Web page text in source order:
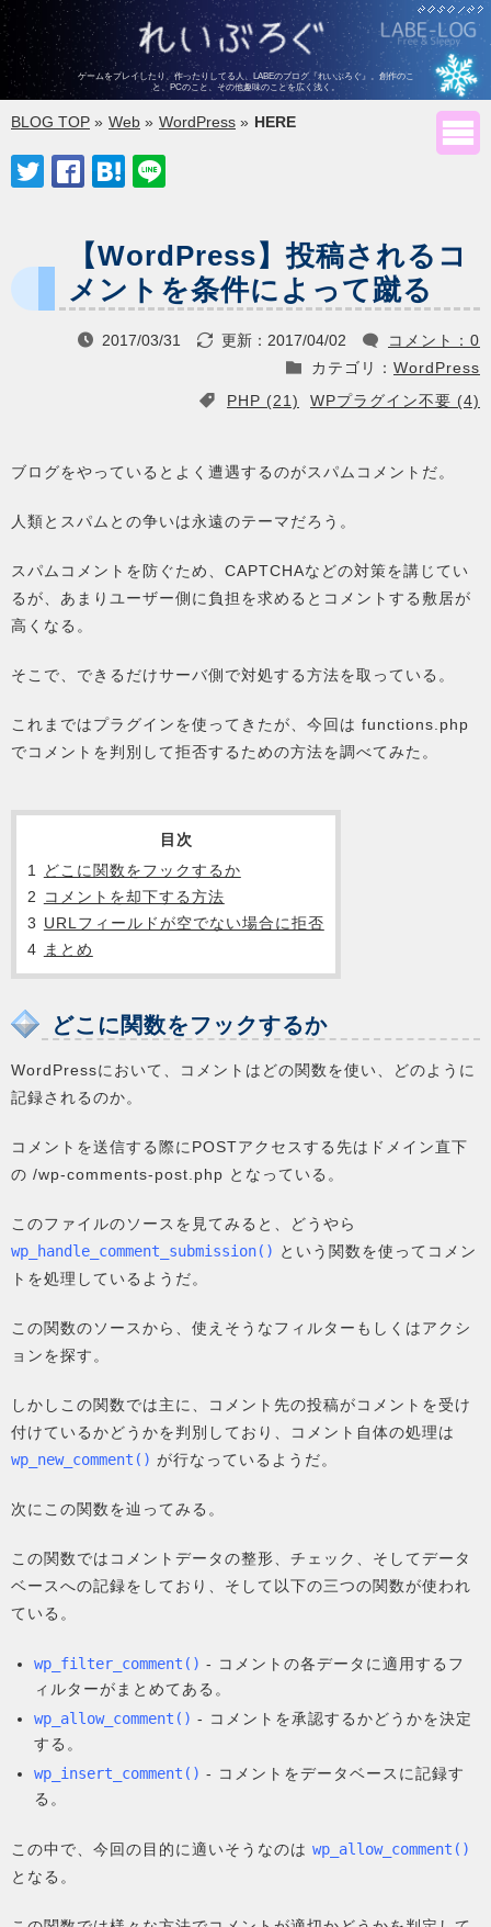
ゲームをプレイしたり、作ったりしてる人、LABEのブログ『れいぶろぐ』。 創作のこ
と、PCのこと、その他趣味のことを広く浅く。

BLOG TOP » Web » WordPress » HERE
   
【WordPress】投稿されるコ
メントを条件によって蹴る
 2017/03/31  更新： 2017/04/02  コメント：0
 カテゴリ： WordPress
 PHP (21) WPプラグイン不要 (4)
ブログをやっているとよく遭遇するのがスパムコメントだ。
人類とスパムとの争いは永遠のテーマだろう。
スパムコメントを防ぐため、CAPTCHAなどの対策を講じてい
るが、あまりユーザー側に負担を求めるとコメントする敷居が
高くなる。
そこで、できるだけサーバ側で対処する方法を取っている。
これまではプラグインを使ってきたが、今回は functions.php
でコメントを判別して拒否するための方法を調べてみた。
目次
1
どこに関数をフックするか
2
コメントを却下する方法
3 URLフィールドが空でない場合に拒否
4 まとめ
どこに関数をフックするか
WordPressにおいて、コメントはどの関数を使い、どのように
記録されるのか。
コメントを送信する際にPOSTアクセスする先はドメイン直下
の /wp-comments-post.php となっている。
このファイルのソースを見てみると、どうやら
wp_handle_comment_submission() という関数を使ってコメン
トを処理しているようだ。
この関数のソースから、使えそうなフィルターもしくはアクシ
ョンを探す。
しかしこの関数では主に、コメント先の投稿がコメントを受け
付けているかどうかを判別しており、コメント自体の処理は
wp_new_comment() が行なっているようだ。
次にこの関数を辿ってみる。
この関数ではコメントデータの整形、チェック、そしてデータ
ベースへの記録をしており、そして以下の三つの関数が使われ
ている。
wp_filter_comment() - コメントの各データに適用するフ
ィルターがまとめてある。
wp_allow_comment() - コメントを承認するかどうかを決定
する。
wp_insert_comment() - コメントをデータベースに記録す
る。
この中で、今回の目的に適いそうなのは wp_allow_comment()
となる。